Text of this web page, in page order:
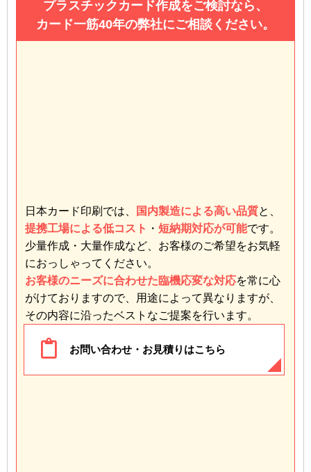
プラスチックカード作成をご検討なら、
カード一筋40年の弊社にご相談ください。
日本カード印刷では、 国内製造による高い品質と、
提携工場による低コスト ・ 短納期対応が可能です。
少量作成・大量作成など、お客様のご希望をお気軽
におっしゃってください。
お客様のニーズに合わせた臨機応変な対応を常に心
がけておりますので、用途によって異なりますが、
その内容に沿ったベストなご提案を行います。
お問い合わせ・お見積りはこちら